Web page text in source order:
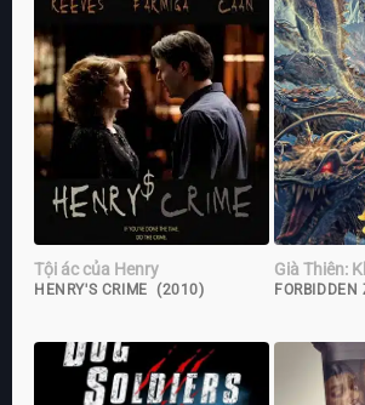
Tội ác của Henry
HENRY'S CRIME (2010)
Già Thiên: